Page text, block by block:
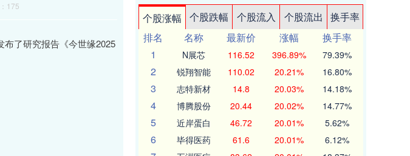
175
了研究报告《今世缘2025
个股涨幅 个股跌幅 个股流入 个股流出
换手率
排名
名称 最新价 涨幅
换手率
1
N展芯 116.52 396.89% 79.39%
2 锐翔智能 110.02 20.21% 16.80%
3 志特新材 14.8 20.03% 14.18%
4 博腾股份 20.44 20.02% 14.77%
5 近岸蛋白 46.72 20.01% 5.62%
6 毕得医药 61.6 20.01% 6.12%